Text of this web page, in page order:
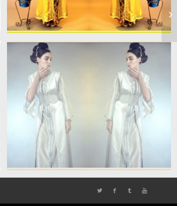
large_39478_46570
large_39481_46573